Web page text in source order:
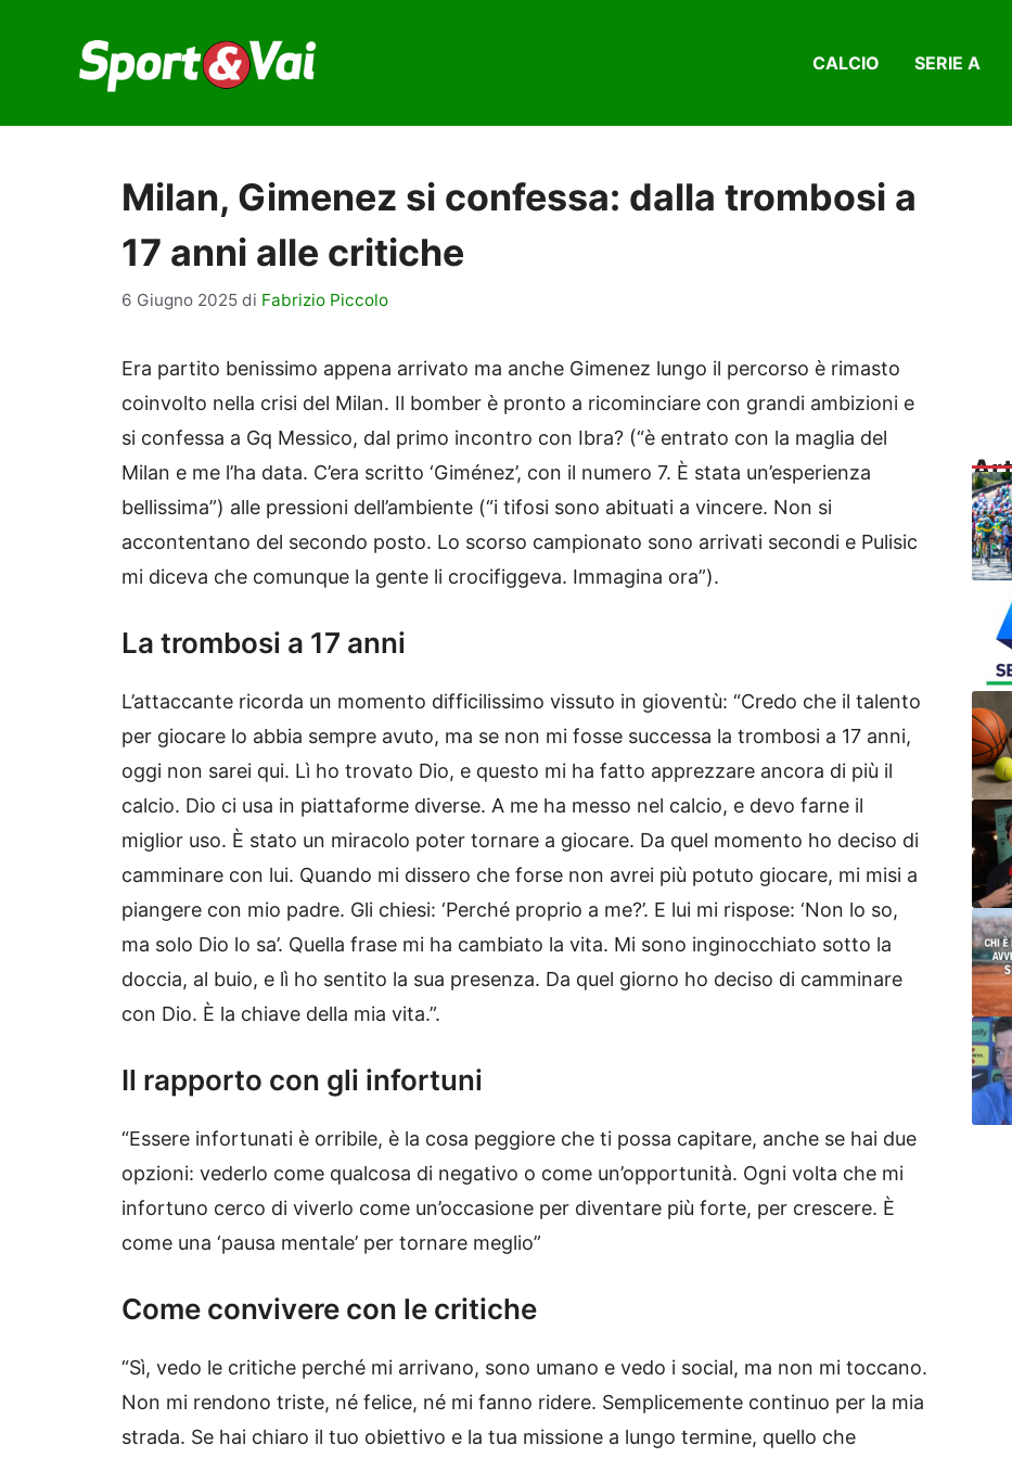
contenuto
CALCIO SERIE A
Milan, Gimenez si confessa: dalla trombosi a
17 anni alle critiche
6 Giugno 2025 di Fabrizio Piccolo
Era partito benissimo appena arrivato ma anche Gimenez lungo il percorso è rimasto
coinvolto nella crisi del Milan. Il bomber è pronto a ricominciare con grandi ambizioni e
si confessa a Gq Messico, dal primo incontro con Ibra? (“è entrato con la maglia del
Milan e me l’ha data. C’era scritto ‘Giménez’, con il numero 7. È stata un’esperienza
bellissima”) alle pressioni dell’ambiente (“i tifosi sono abituati a vincere. Non si
accontentano del secondo posto. Lo scorso campionato sono arrivati secondi e Pulisic
mi diceva che comunque la gente li crocifiggeva. Immagina ora”).
La trombosi a 17 anni
L’attaccante ricorda un momento difficilissimo vissuto in gioventù: “Credo che il talento
per giocare lo abbia sempre avuto, ma se non mi fosse successa la trombosi a 17 anni,
oggi non sarei qui. Lì ho trovato Dio, e questo mi ha fatto apprezzare ancora di più il
calcio. Dio ci usa in piattaforme diverse. A me ha messo nel calcio, e devo farne il
miglior uso. È stato un miracolo poter tornare a giocare. Da quel momento ho deciso di
camminare con lui. Quando mi dissero che forse non avrei più potuto giocare, mi misi a
piangere con mio padre. Gli chiesi: ‘Perché proprio a me?’. E lui mi rispose: ‘Non lo so,
ma solo Dio lo sa’. Quella frase mi ha cambiato la vita. Mi sono inginocchiato sotto la
doccia, al buio, e lì ho sentito la sua presenza. Da quel giorno ho deciso di camminare
con Dio. È la chiave della mia vita.”.
Il rapporto con gli infortuni
“Essere infortunati è orribile, è la cosa peggiore che ti possa capitare, anche se hai due
opzioni: vederlo come qualcosa di negativo o come un’opportunità. Ogni volta che mi
infortuno cerco di viverlo come un’occasione per diventare più forte, per crescere. È
come una ‘pausa mentale’ per tornare meglio”
Come convivere con le critiche
“Sì, vedo le critiche perché mi arrivano, sono umano e vedo i social, ma non mi toccano.
Non mi rendono triste, né felice, né mi fanno ridere. Semplicemente continuo per la mia
strada. Se hai chiaro il tuo obiettivo e la tua missione a lungo termine, quello che